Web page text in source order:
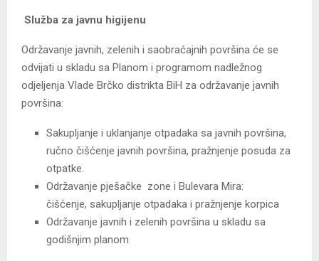
Služba za javnu higijenu
Održavanje javnih, zelenih i saobraćajnih površina će se
odvijati u skladu sa Planom i programom nadležnog
odjeljenja Vlade Brčko distrikta BiH za održavanje javnih
površina:
Sakupljanje i uklanjanje otpadaka sa javnih površina,
ručno čišćenje javnih površina, pražnjenje posuda za
otpatke.
Održavanje pješačke zone i Bulevara Mira:
čišćenje, sakupljanje otpadaka i pražnjenje korpica
Održavanje javnih i zelenih površina u skladu sa
godišnjim planom